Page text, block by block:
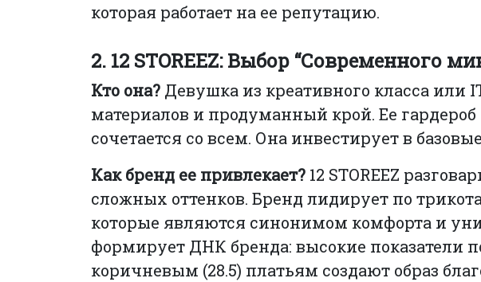
которая работает на ее репутацию.
2. 12 STOREEZ: Выбор “Современного
Кто она? Девушка из креативного класса или
материалов и продуманный крой. Ее
сочетается со всем. Она инвестирует в
Как бренд ее привлекает? 12 STOREEZ
сложных оттенков. Бренд лидирует по
которые являются синонимом комфорта и
формирует ДНК бренда: высокие показатели
коричневым (28.5) платьям создают образ